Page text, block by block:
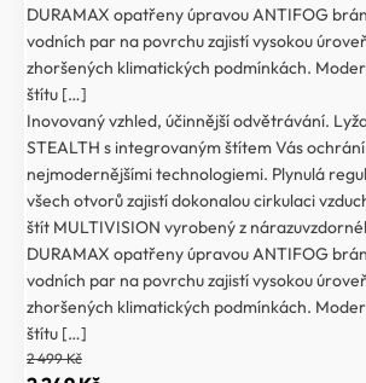
DURAMAX opatřeny úpravou ANTIFOG
vodních par na povrchu zajistí vysokou
zhoršených klimatických podmínkách.
štítu […]
Inovovaný vzhled, účinnější odvětrávání.
STEALTH s integrovaným štítem Vás
nejmodernějšími technologiemi. Plynulá
všech otvorů zajistí dokonalou cirkulaci
štít MULTIVISION vyrobený z
DURAMAX opatřeny úpravou ANTIFOG
vodních par na povrchu zajistí vysokou
zhoršených klimatických podmínkách.
štítu […]
2 499Kč